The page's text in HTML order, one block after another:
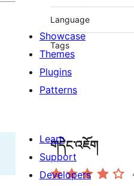
Language
Tags
གདེང་འཇོག
Showcase
Themes
Plugins
Patterns
Learn
Support
Developers